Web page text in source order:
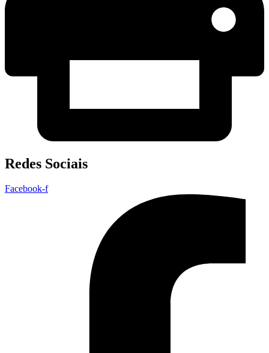
Redes Sociais
Facebook-f